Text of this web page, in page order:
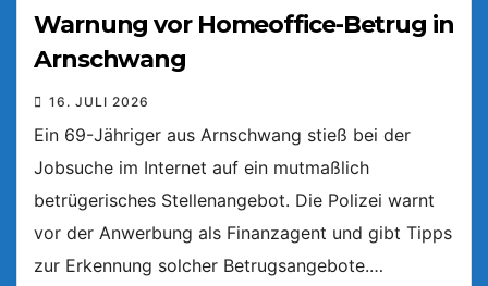
Warnung vor Homeoffice-Betrug in
Arnschwang
16. JULI 2026
Ein 69-Jähriger aus Arnschwang stieß bei der
Jobsuche im Internet auf ein mutmaßlich
betrügerisches Stellenangebot. Die Polizei warnt
vor der Anwerbung als Finanzagent und gibt Tipps
zur Erkennung solcher Betrugsangebote.…